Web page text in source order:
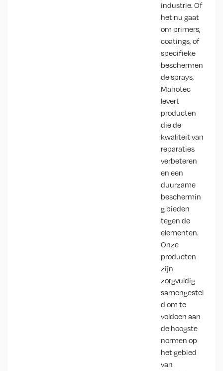
industrie. Of
het nu gaat
om primers,
coatings, of
specifieke
beschermen
de sprays,
Mahotec
levert
producten
die de
kwaliteit van
reparaties
verbeteren
en een
duurzame
beschermin
g bieden
tegen de
elementen.
Onze
producten
zijn
zorgvuldig
samengestel
d om te
voldoen aan
de hoogste
normen op
het gebied
van